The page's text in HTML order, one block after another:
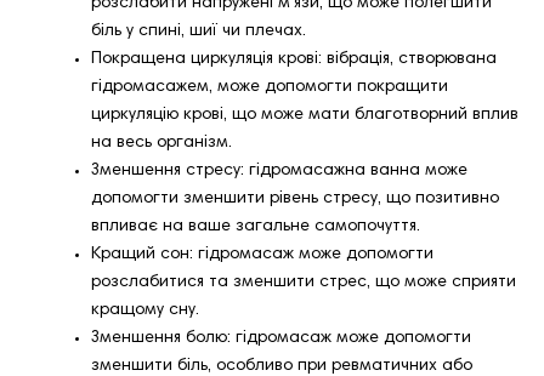
біль у спині, шиї чи плечах.
Покращена циркуляція крові: вібрація, створювана
гідромасажем, може допомогти покращити
циркуляцію крові, що може мати благотворний вплив
на весь організм.
Зменшення стресу: гідромасажна ванна може
допомогти зменшити рівень стресу, що позитивно
впливає на ваше загальне самопочуття.
Кращий сон: гідромасаж може допомогти
розслабитися та зменшити стрес, що може сприяти
кращому сну.
Зменшення болю: гідромасаж може допомогти
зменшити біль, особливо при ревматичних або